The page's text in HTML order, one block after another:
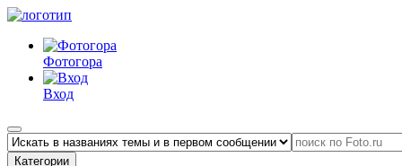
Фотогора
Вход
Категории